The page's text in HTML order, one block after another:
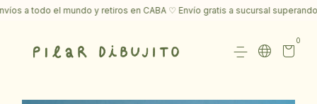
a todo el mundo y retiros en CABA ♡ Envío gratis a sucursal superando
0